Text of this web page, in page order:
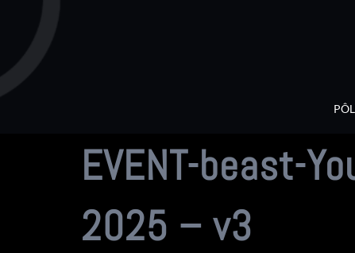
contenu
EVENT-beast-
2025 – v3